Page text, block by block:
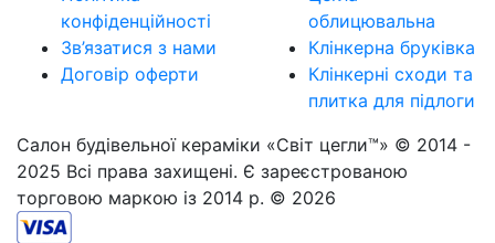
конфіденційності
Зв’язатися з нами
Договір оферти
облицювальна
Клінкерна бруківка
Клінкерні сходи та
плитка для підлоги
Салон будівельної кераміки «Світ цегли™» © 2014 -
2025 Всі права захищені. Є зареєстрованою
торговою маркою із 2014 р. © 2026